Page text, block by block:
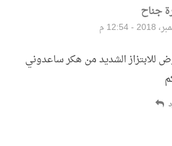
الشديد من هكر ساعدوني